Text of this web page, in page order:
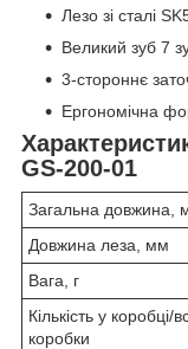
Лезо зі сталі
Великий зуб 7
3-стороннє
Ергономічна
GS-200-01
Загальна довжина,
Довжина леза, мм
Вага, г
Кількість у коробці/
коробки